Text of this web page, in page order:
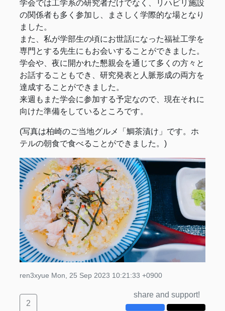
学会では工学系の研究者だけでなく、リハビリ施設
の関係者も多く参加し、まさしく学際的な場となり
ました。
また、私が学部生の頃にお世話になった福祉工学を
専門とする先生にもお会いすることができました。
学会や、夜に開かれた懇親会を通じて多くの方々と
お話することもでき、研究発表と人脈形成の両方を
達成することができました。
来週もまた学会に参加する予定なので、現在それに
向けた準備をしているところです。
(写真は柏崎のご当地グルメ「鯛茶漬け」です。ホ
テルの朝食で食べることができました。)
ren3xyue Mon, 25 Sep 2023 10:21:33 +0900
2
share and support!